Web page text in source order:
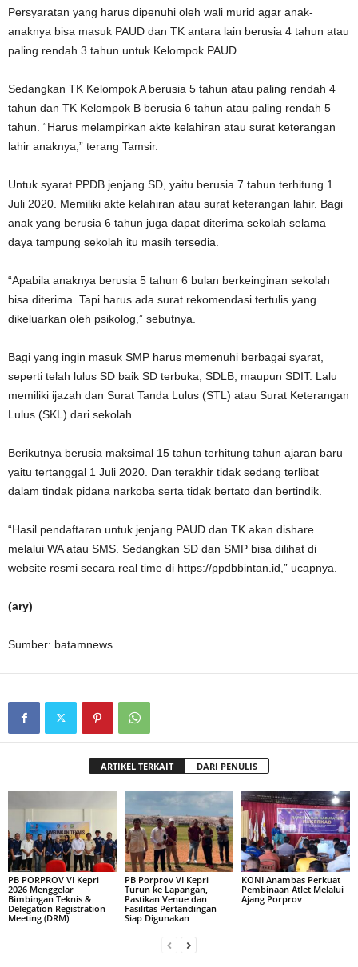
Persyaratan yang harus dipenuhi oleh wali murid agar anak-
anaknya bisa masuk PAUD dan TK antara lain berusia 4 tahun atau
paling rendah 3 tahun untuk Kelompok PAUD.
Sedangkan TK Kelompok A berusia 5 tahun atau paling rendah 4
tahun dan TK Kelompok B berusia 6 tahun atau paling rendah 5
tahun. “Harus melampirkan akte kelahiran atau surat keterangan
lahir anaknya,” terang Tamsir.
Untuk syarat PPDB jenjang SD, yaitu berusia 7 tahun terhitung 1
Juli 2020. Memiliki akte kelahiran atau surat keterangan lahir. Bagi
anak yang berusia 6 tahun juga dapat diterima sekolah selama
daya tampung sekolah itu masih tersedia.
“Apabila anaknya berusia 5 tahun 6 bulan berkeinginan sekolah
bisa diterima. Tapi harus ada surat rekomendasi tertulis yang
dikeluarkan oleh psikolog,” sebutnya.
Bagi yang ingin masuk SMP harus memenuhi berbagai syarat,
seperti telah lulus SD baik SD terbuka, SDLB, maupun SDIT. Lalu
memiliki ijazah dan Surat Tanda Lulus (STL) atau Surat Keterangan
Lulus (SKL) dari sekolah.
Berikutnya berusia maksimal 15 tahun terhitung tahun ajaran baru
yaitu tertanggal 1 Juli 2020. Dan terakhir tidak sedang terlibat
dalam tindak pidana narkoba serta tidak bertato dan bertindik.
“Hasil pendaftaran untuk jenjang PAUD dan TK akan dishare
melalui WA atau SMS. Sedangkan SD dan SMP bisa dilihat di
website resmi secara real time di https://ppdbbintan.id,” ucapnya.
(ary)
Sumber: batamnews
ARTIKEL TERKAIT DARI PENULIS
PB PORPROV VI Kepri
2026 Menggelar
Bimbingan Teknis &
Delegation Registration
Meeting (DRM)
PB Porprov VI Kepri
Turun ke Lapangan,
Pastikan Venue dan
Fasilitas Pertandingan
Siap Digunakan
KONI Anambas Perkuat
Pembinaan Atlet Melalui
Ajang Porprov